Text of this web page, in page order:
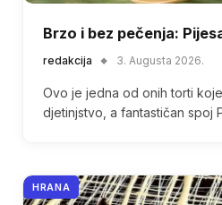
Brzo i bez pečenja:
redakcija 3. Augusta 2026.
Ovo je jedna od onih torti
djetinjstvo, a fantastičan spoj
HRANA